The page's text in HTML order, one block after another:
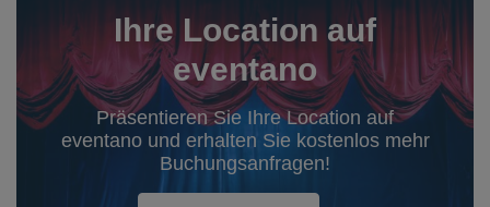
Ihre Location auf
eventano
Präsentieren Sie Ihre Location auf
eventano und erhalten Sie kostenlos mehr
Buchungsanfragen!